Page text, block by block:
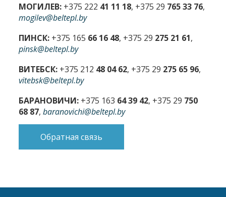
МОГИЛЕВ: +375 222 41 11 18, +375 29 765 33 76,
mogilev@beltepl.by
ПИНСК: +375 165 66 16 48, +375 29 275 21 61,
pinsk@beltepl.by
ВИТЕБСК: +375 212 48 04 62, +375 29 275 65 96,
vitebsk@beltepl.by
БАРАНОВИЧИ: +375 163 64 39 42, +375 29 750
68 87,baranovichi@beltepl.by
Обратная связь